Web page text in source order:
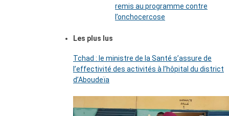
remis au programme contre
l’onchocercose
Les plus lus
Tchad : le ministre de la Santé s’assure de
l’effectivité des activités à l’hôpital du district
d’Aboudeïa